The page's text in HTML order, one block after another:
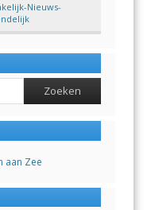
Nieuws-
aan Zee